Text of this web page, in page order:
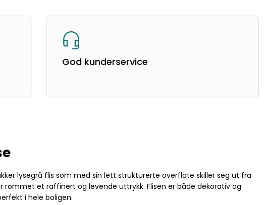
God kunderservice
lysegrå flis som med sin lett strukturerte overflate skiller seg ut fra
rommet et raffinert og levende uttrykk. Flisen er både dekorativ og
i hele boligen.